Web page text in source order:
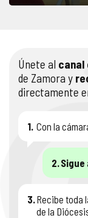
Únete al canal
de Zamora y
directamente
1. Con la
2.Sigue
3.Recibe toda
de la